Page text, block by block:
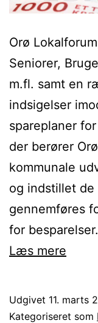
Orø
Seniorer,
m.fl. samt en
indsigelser
spareplaner
der berører
kommunale
og indstillet de
gennemføres
for
Læs mere
Udgivet 11. marts
Kategoriseret som